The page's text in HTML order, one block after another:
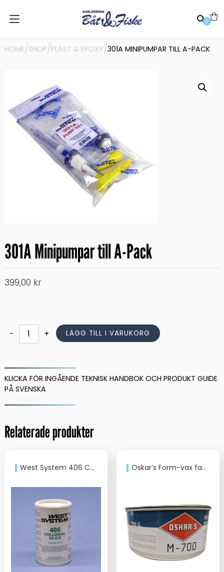
0
HOME/SHOP/PLAST & EPOXY/301A MINIPUMPAR TILL A-PACK
301A Minipumpar till A-Pack
399,00 kr
-
Minipumpar
A-
Pack
mängd
+ LÄGG TILL I VARUKORG
KLICKA FÖR INGÅENDE TEKNISK HANDBOK OCH PRODUKT GUIDE
PÅ SVENSKA
Relaterade produkter
West System 406 Collodial Silica Oskar’s Form-vax fast M-700, 700 g